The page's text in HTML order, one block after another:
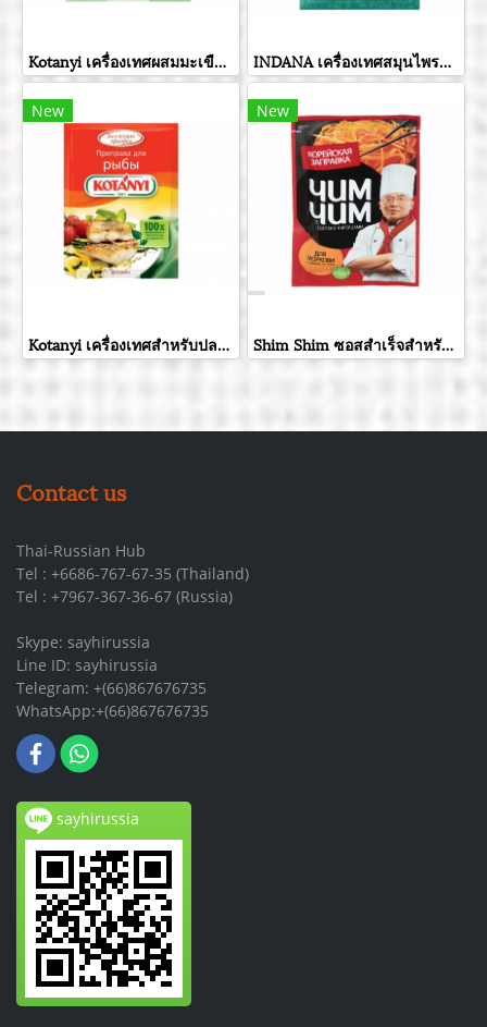
Kotanyi เครื่องเทศผสมมะเขือเทศและกระเทียมอบแห้ง ขนาด 20 กรัม INDANA เครื่องเทศสมุนไพรกรีกสลัด ขนาด 15 กรัม
New
Kotanyi เครื่องเทศสำหรับปลา ขนาด 26 กรัม
New
Shim Shim ซอสสำเร็จสำหรับปรุงสลัดแครอท ขนาด 60 กรัม
Contact us
Thai-Russian Hub
Tel : +6686-767-67-35 (Thailand)
Tel : +7967-367-36-67 (Russia)
Skype: sayhirussia
Line ID: sayhirussia
Telegram: +(66)867676735
WhatsApp:+(66)867676735
sayhirussia